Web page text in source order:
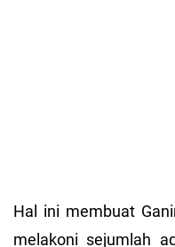
Hal ini membuat
melakoni sejumlah